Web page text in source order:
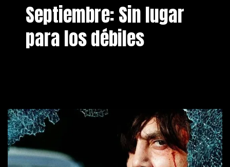
Septiembre: Sin lugar
para los débiles